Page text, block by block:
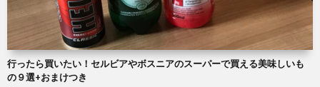
行ったら買いたい！セルビアやボスニアのスーパーで買える美味しいも
の９選+おまけつき